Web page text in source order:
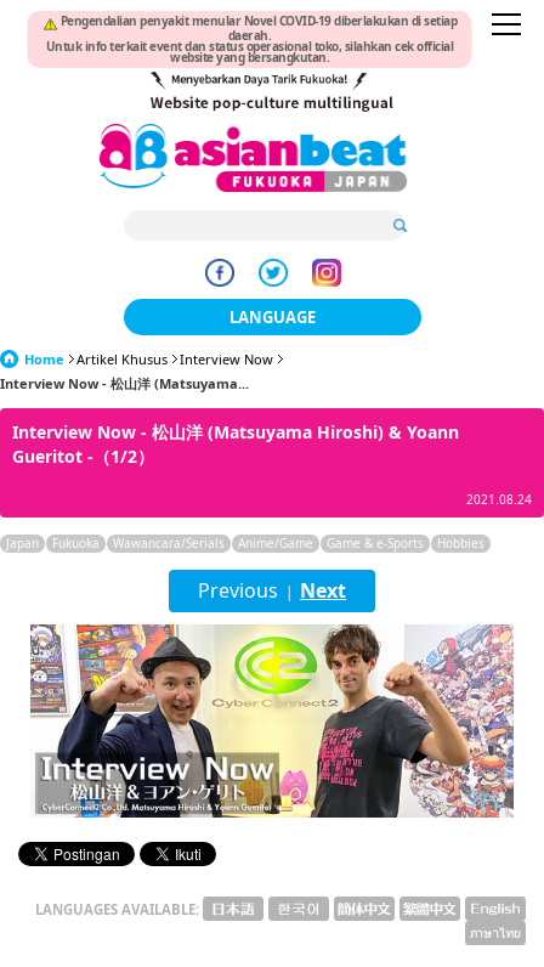
Pengendalian penyakit menular Novel COVID-19 diberlakukan di setiap
daerah.
Untuk info terkait event dan status operasional toko, silahkan cek official
website yang bersangkutan.
LANGUAGE
日本語
한국어
English
ภาษาไทย
tiéng Viêt
Bahasa Indonesia
Home Artikel Khusus
Interview Now
Interview Now - 松山洋 (Matsuyama...
Interview Now - 松山洋 (Matsuyama Hiroshi) & Yoann
Gueritot -（1/2）
2021.08.24
Japan Fukuoka Wawancara/Serials Anime/Game Game & e-Sports Hobbies
Previous | Next
LANGUAGES AVAILABLE: